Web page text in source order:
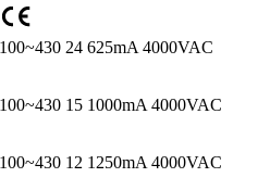
100~430 24 625mA 4000VAC
100~430 15 1000mA 4000VAC
100~430 12 1250mA 4000VAC